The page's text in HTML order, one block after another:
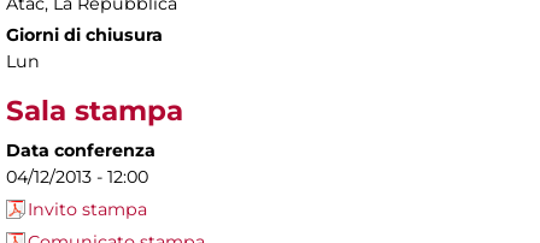
Giorni di chiusura
Lun
Sala stampa
Data conferenza
04/12/2013 - 12:00
Invito stampa